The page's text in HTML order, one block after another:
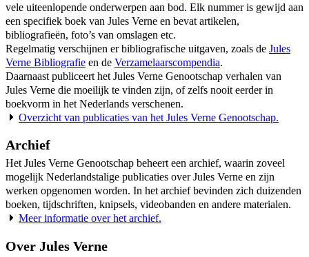
vele uiteenlopende onderwerpen aan bod. Elk nummer is gewijd aan
een specifiek boek van Jules Verne en bevat artikelen,
bibliografieën, foto’s van omslagen etc.
Regelmatig verschijnen er bibliografische uitgaven, zoals de Jules
Verne Bibliografie en de Verzamelaarscompendia.
Daarnaast publiceert het Jules Verne Genootschap verhalen van
Jules Verne die moeilijk te vinden zijn, of zelfs nooit eerder in
boekvorm in het Nederlands verschenen.
Overzicht van publicaties van het Jules Verne Genootschap.
Archief
Het Jules Verne Genootschap beheert een archief, waarin zoveel
mogelijk Nederlandstalige publicaties over Jules Verne en zijn
werken opgenomen worden. In het archief bevinden zich duizenden
boeken, tijdschriften, knipsels, videobanden en andere materialen.
Meer informatie over het archief.
Over Jules Verne